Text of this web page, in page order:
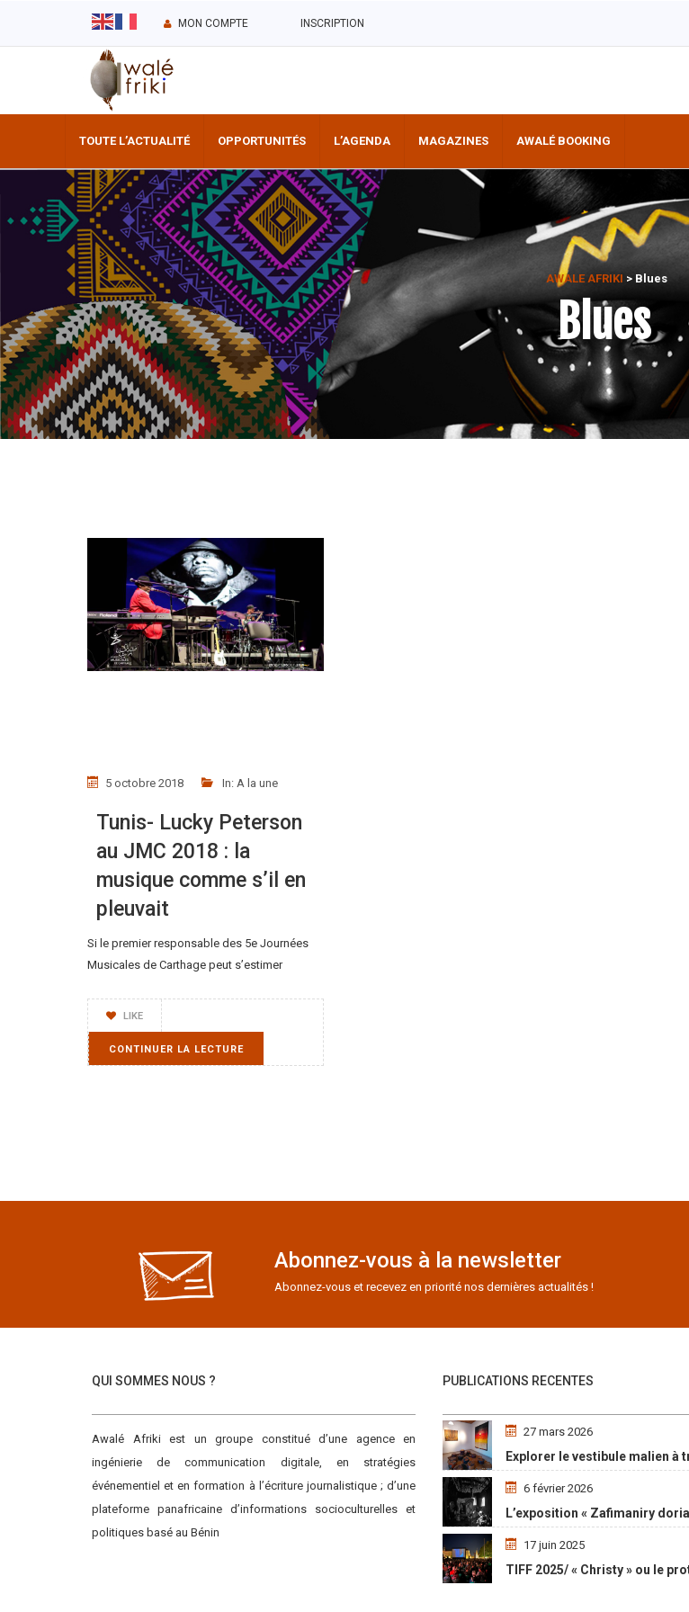
MON COMPTE INSCRIPTION
TOUTE L’ACTUALITÉ OPPORTUNITÉS L’AGENDA MAGAZINES AWALÉ BOOKING
AWALE AFRIKI > Blues
Blues
5 octobre 2018 In: A la une
Tunis- Lucky Peterson
au JMC 2018 : la
musique comme s’il en
pleuvait
Si le premier responsable des 5e Journées
Musicales de Carthage peut s’estimer
LIKE
CONTINUER LA LECTURE
Abonnez-vous à la newsletter
Abonnez-vous et recevez en priorité nos dernières actualités !
QUI SOMMES NOUS ?
Awalé Afriki est un groupe constitué d’une agence en
ingénierie de communication digitale, en stratégies
événementiel et en formation à l’écriture journalistique ; d’une
plateforme panafricaine d’informations socioculturelles et
politiques basé au Bénin
PUBLICATIONS RECENTES
27 mars 2026
6 février 2026
17 juin 2025